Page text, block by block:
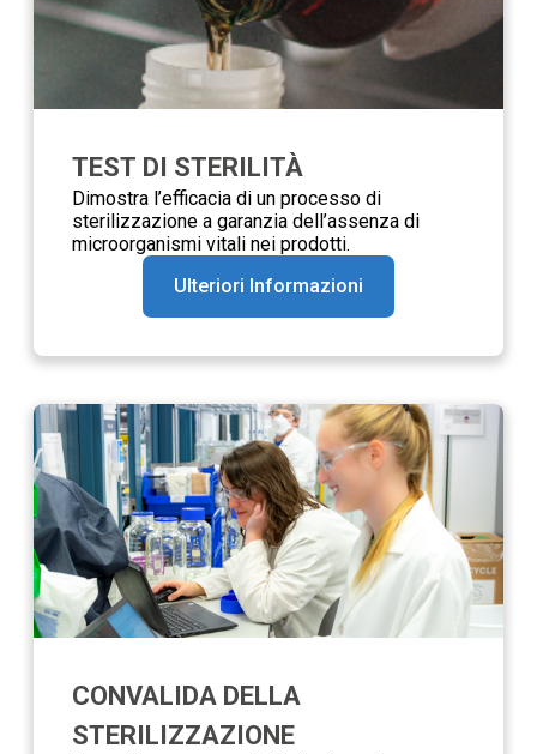
TEST DI STERILITÀ
Dimostra l’efficacia di un processo di
sterilizzazione a garanzia dell’assenza di
microorganismi vitali nei prodotti.
Ulteriori Informazioni
CONVALIDA DELLA
STERILIZZAZIONE